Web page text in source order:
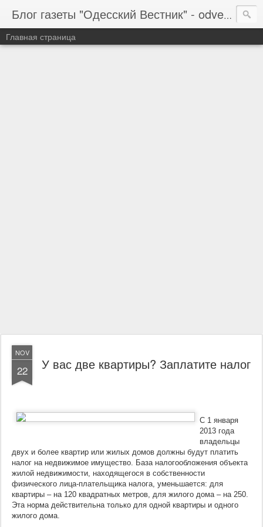
Блог газеты "Одесский Вестник" - odvestnik.com.ua, odvestnik.com
Главная страница
NOV
22 У вас две квартиры? Заплатите налог
С 1 января
2013 года
владельцы
двух и более квартир или жилых домов должны будут платить
налог на недвижимое имущество. База налогообложения объекта
жилой недвижимости, находящегося в собственности
физического лица-плательщика налога, уменьшается: для
квартиры – на 120 квадратных метров, для жилого дома – на 250.
Эта норма действительна только для одной квартиры и одного
жилого дома.